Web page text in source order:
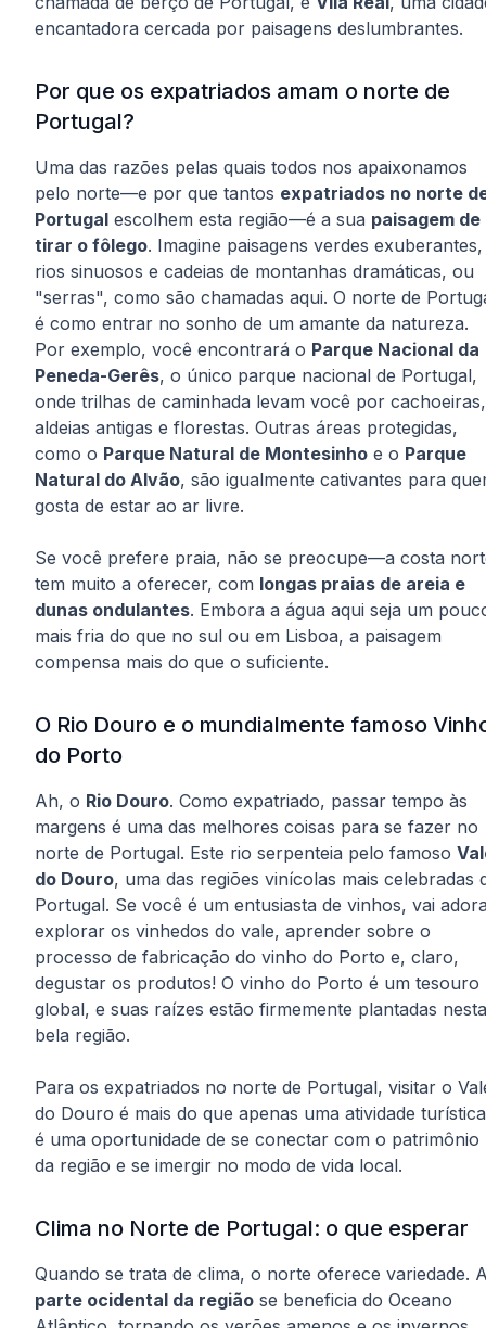
encantadora cercada por paisagens deslumbrantes.
Por que os expatriados amam o norte de
Portugal?
Uma das razões pelas quais todos nos apaixonamos
pelo norte—e por que tantos expatriados no norte
Portugal escolhem esta região—é a sua paisagem de
tirar o fôlego. Imagine paisagens verdes exuberantes,
rios sinuosos e cadeias de montanhas dramáticas, ou
"serras", como são chamadas aqui. O norte de
é como entrar no sonho de um amante da natureza.
Por exemplo, você encontrará o Parque Nacional da
Peneda-Gerês, o único parque nacional de Portugal,
onde trilhas de caminhada levam você por cachoeiras,
aldeias antigas e florestas. Outras áreas protegidas,
como o Parque Natural de Montesinho e o Parque
Natural do Alvão, são igualmente cativantes para
gosta de estar ao ar livre.
Se você prefere praia, não se preocupe—a costa
tem muito a oferecer, com longas praias de areia e
dunas ondulantes. Embora a água aqui seja um
mais fria do que no sul ou em Lisboa, a paisagem
compensa mais do que o suficiente.
O Rio Douro e o mundialmente famoso
do Porto
Ah, o Rio Douro. Como expatriado, passar tempo às
margens é uma das melhores coisas para se fazer no
norte de Portugal. Este rio serpenteia pelo famoso
do Douro, uma das regiões vinícolas mais celebradas
Portugal. Se você é um entusiasta de vinhos, vai
explorar os vinhedos do vale, aprender sobre o
processo de fabricação do vinho do Porto e, claro,
degustar os produtos! O vinho do Porto é um tesouro
global, e suas raízes estão firmemente plantadas nesta
bela região.
Para os expatriados no norte de Portugal, visitar o
do Douro é mais do que apenas uma atividade
é uma oportunidade de se conectar com o patrimônio
da região e se imergir no modo de vida local.
Clima no Norte de Portugal: o que esperar
Quando se trata de clima, o norte oferece variedade.
parte ocidental da região se beneficia do Oceano